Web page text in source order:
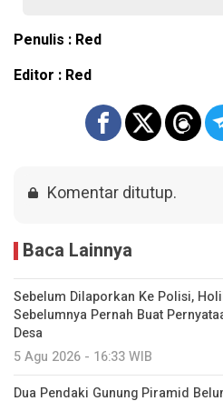
Penulis : Red
Editor : Red
Komentar ditutup.
Baca Lainnya
Sebelum Dilaporkan Ke Polisi,
Sebelumnya Pernah Buat
Desa
5 Agu 2026 - 16:33 WIB
Dua Pendaki Gunung Piramid